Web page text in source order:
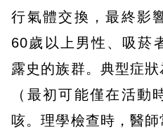
行氣體交換，最終影
60歲以上男性、吸菸
露史的族群。典型症
（最初可能僅在活動
咳。理學檢查時，醫